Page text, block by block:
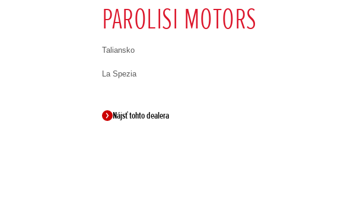
PAROLISI MOTORS
Taliansko
La Spezia
Nájsť tohto dealera